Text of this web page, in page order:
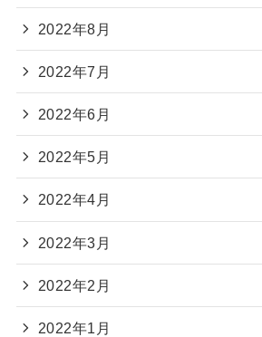
2022年8月
2022年7月
2022年6月
2022年5月
2022年4月
2022年3月
2022年2月
2022年1月